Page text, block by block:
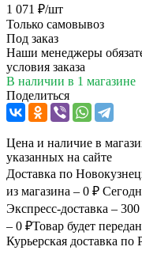
1 071 ₽/шт
Только самовывоз
Под заказ
Наши менеджеры
условия заказа
В наличии в 1 магазине
Поделиться
Цена и наличие в
указанных на сайте
Доставка по
из магазина – 0 ₽
Экспресс-доставка –
– 0 ₽Товар будет
Курьерская доставка по